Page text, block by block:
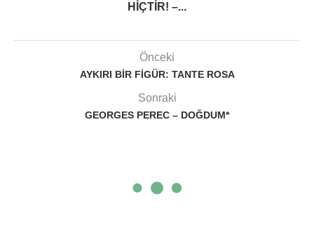
HIÇTIR! –...
Önceki
AYKIRI BIR FIGÜR: TANTE ROSA
Sonraki
GEORGES PEREC – DOĞDUM*